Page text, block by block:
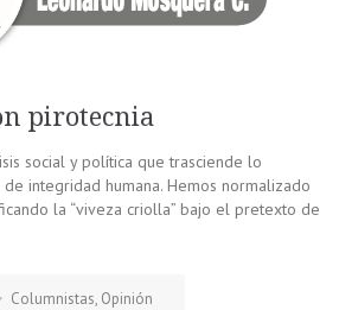
pirotecnia
social y política que trasciende lo
de integridad humana. Hemos normalizado
la “viveza criolla” bajo el pretexto de
Columnistas, Opinión